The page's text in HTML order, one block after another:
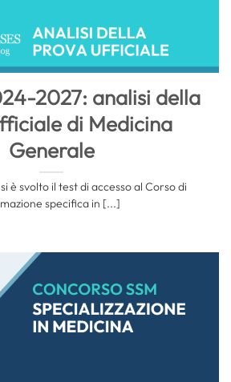
2027: analisi della
di Medicina
Generale
è svolto il test di accesso al Corso di
specifica in [...]